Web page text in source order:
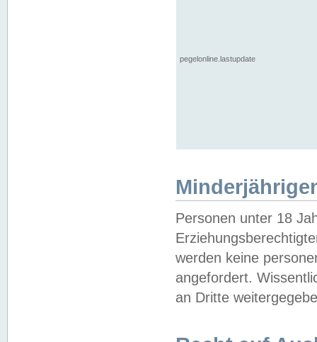
pegelonline.lastupdate
Personen unter 18
werden keine
angefordert.
an Dritte